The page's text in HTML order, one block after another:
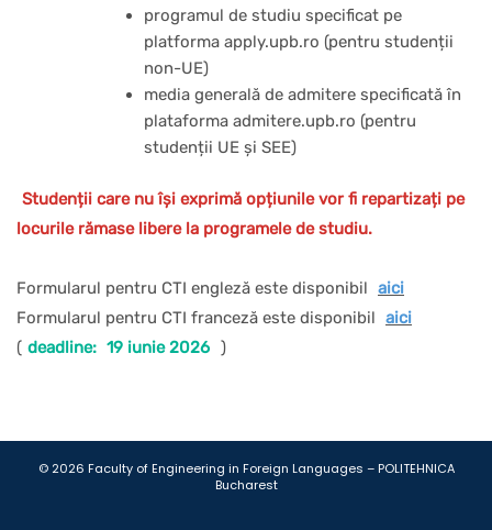
programul de studiu specificat pe
platforma apply.upb.ro (pentru studenții
non-UE)
media generală de admitere specificată în
plataforma admitere.upb.ro (pentru
studenții UE și SEE)
Studenții care nu își exprimă opțiunile vor fi repartizați pe
locurile rămase libere la programele de studiu.
Formularul pentru CTI engleză este disponibil aici
Formularul pentru CTI franceză este disponibil aici
( deadline: 19 iunie 2026 )